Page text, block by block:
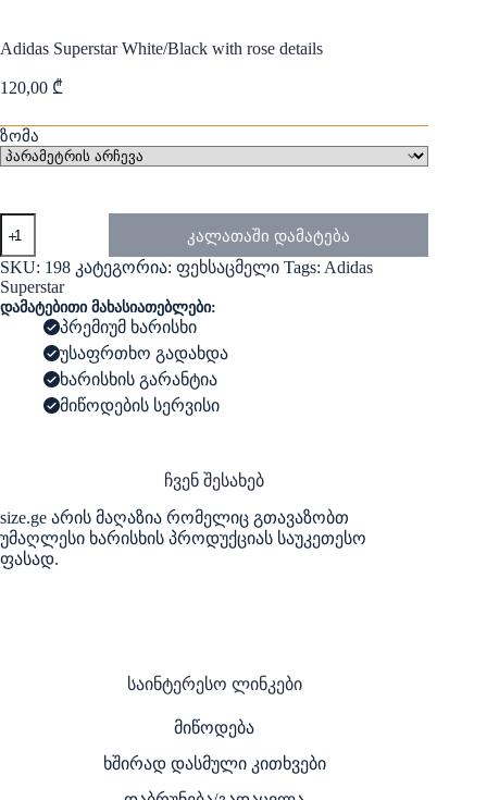
Adidas Superstar White/Black with rose details
120,00 ₾
ზომა
Adidas
Superstar
White/Black
with
rose
კალათაში დამატება
SKU: 198 კატეგორია: ფეხსაცმელი Tags: Adidas
Superstar
დამატებითი მახასიათებლები:
პრემიუმ ხარისხი
უსაფრთხო გადახდა
ხარისხის გარანტია
მიწოდების სერვისი
ჩვენ შესახებ
size.ge არის მაღაზია რომელიც გთავაზობთ
უმაღლესი ხარისხის პროდუქციას საუკეთესო
ფასად.
საინტერესო ლინკები
მიწოდება
ხშირად დასმული კითხვები